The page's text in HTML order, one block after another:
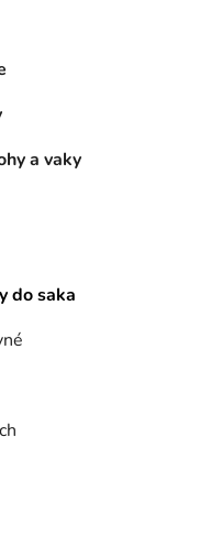
a vaky
do saka